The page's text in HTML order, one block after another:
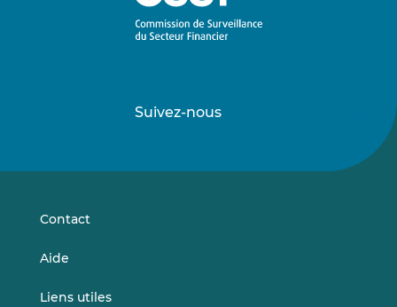
Suivez-nous
sursur
Contact
Aide
Liens utiles